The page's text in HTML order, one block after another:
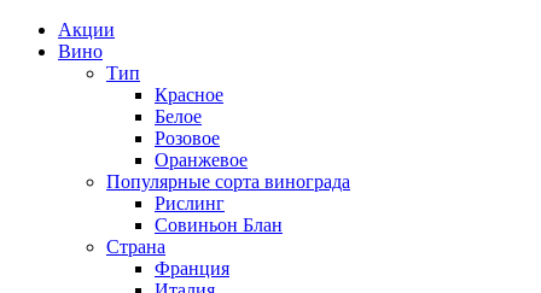
Акции
Вино
Тип
Красное
Белое
Розовое
Оранжевое
Популярные сорта винограда
Рислинг
Совиньон Блан
Страна
Франция